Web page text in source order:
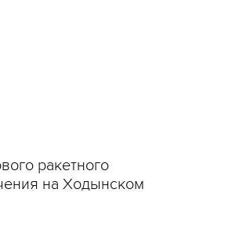
ракетного
на Ходынском